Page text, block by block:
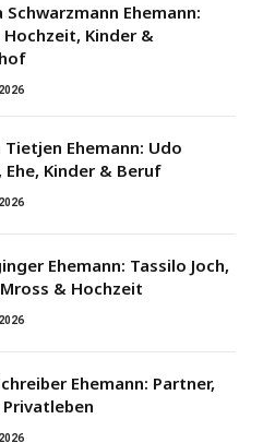
Schwarzmann Ehemann:
Kinder &
Ehemann: Udo
Ehe, Kinder & Beruf
Ehemann: Tassilo Joch,
& Hochzeit
Ehemann: Partner,